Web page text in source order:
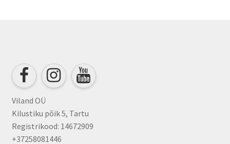
Viland OÜ
Kilustiku põik 5, Tartu
Registrikood: 14672909
+37258081446